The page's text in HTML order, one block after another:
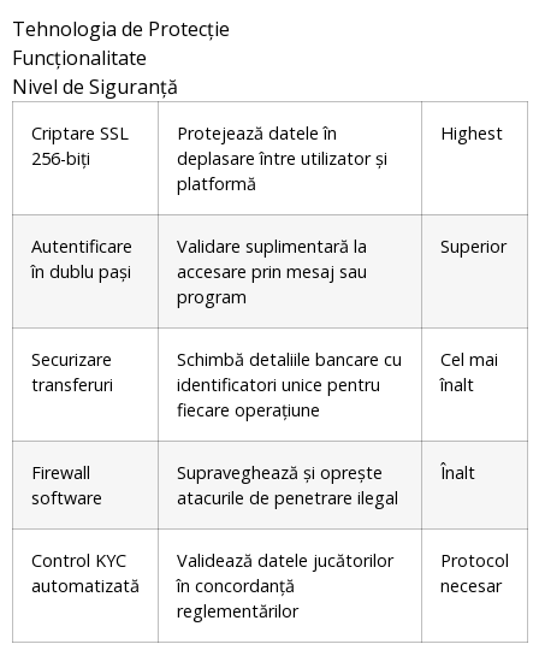
Tehnologia de Protecție
Funcționalitate
Nivel de Siguranță
Criptare SSL
256-biți
Protejează datele în
deplasare între utilizator și
platformă
Highest
Autentificare
în dublu pași
Validare suplimentară la
accesare prin mesaj sau
program
Superior
Securizare
transferuri
Schimbă detaliile bancare cu
identificatori unice pentru
fiecare operațiune
Cel mai
înalt
Firewall
software
Supraveghează și oprește
atacurile de penetrare ilegal
Înalt
Control KYC
automatizată
Validează datele jucătorilor
în concordanță
reglementărilor
Protocol
necesar